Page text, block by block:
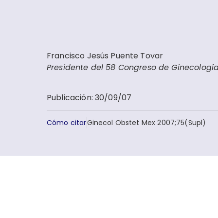
Francisco Jesús Puente Tovar
Presidente del 58 Congreso de
Publicación: 30/09/07
Cómo citarGinecol Obstet Mex 2007;75(Supl)